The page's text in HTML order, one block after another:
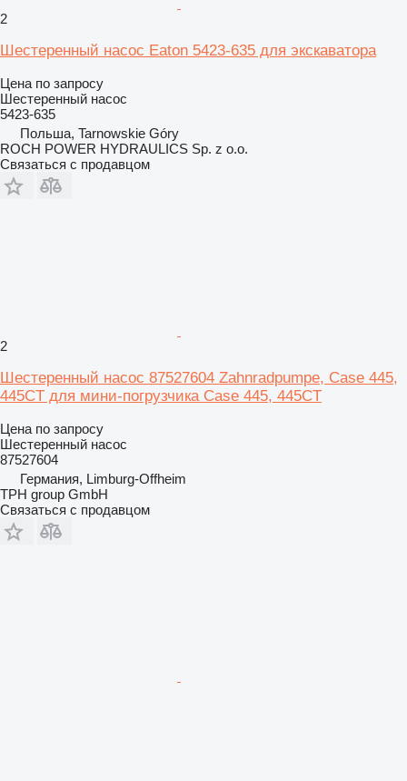
2
Шестеренный насос Eaton 5423-635 для экскаватора
Цена по запросу
Шестеренный насос
5423-635
Польша, Tarnowskie Góry
ROCH POWER HYDRAULICS Sp. z o.o.
Связаться с продавцом
2
Шестеренный насос 87527604 Zahnradpumpe, Case 445,
445CT для мини-погрузчика Case 445, 445CT
Цена по запросу
Шестеренный насос
87527604
Германия, Limburg-Offheim
TPH group GmbH
Связаться с продавцом